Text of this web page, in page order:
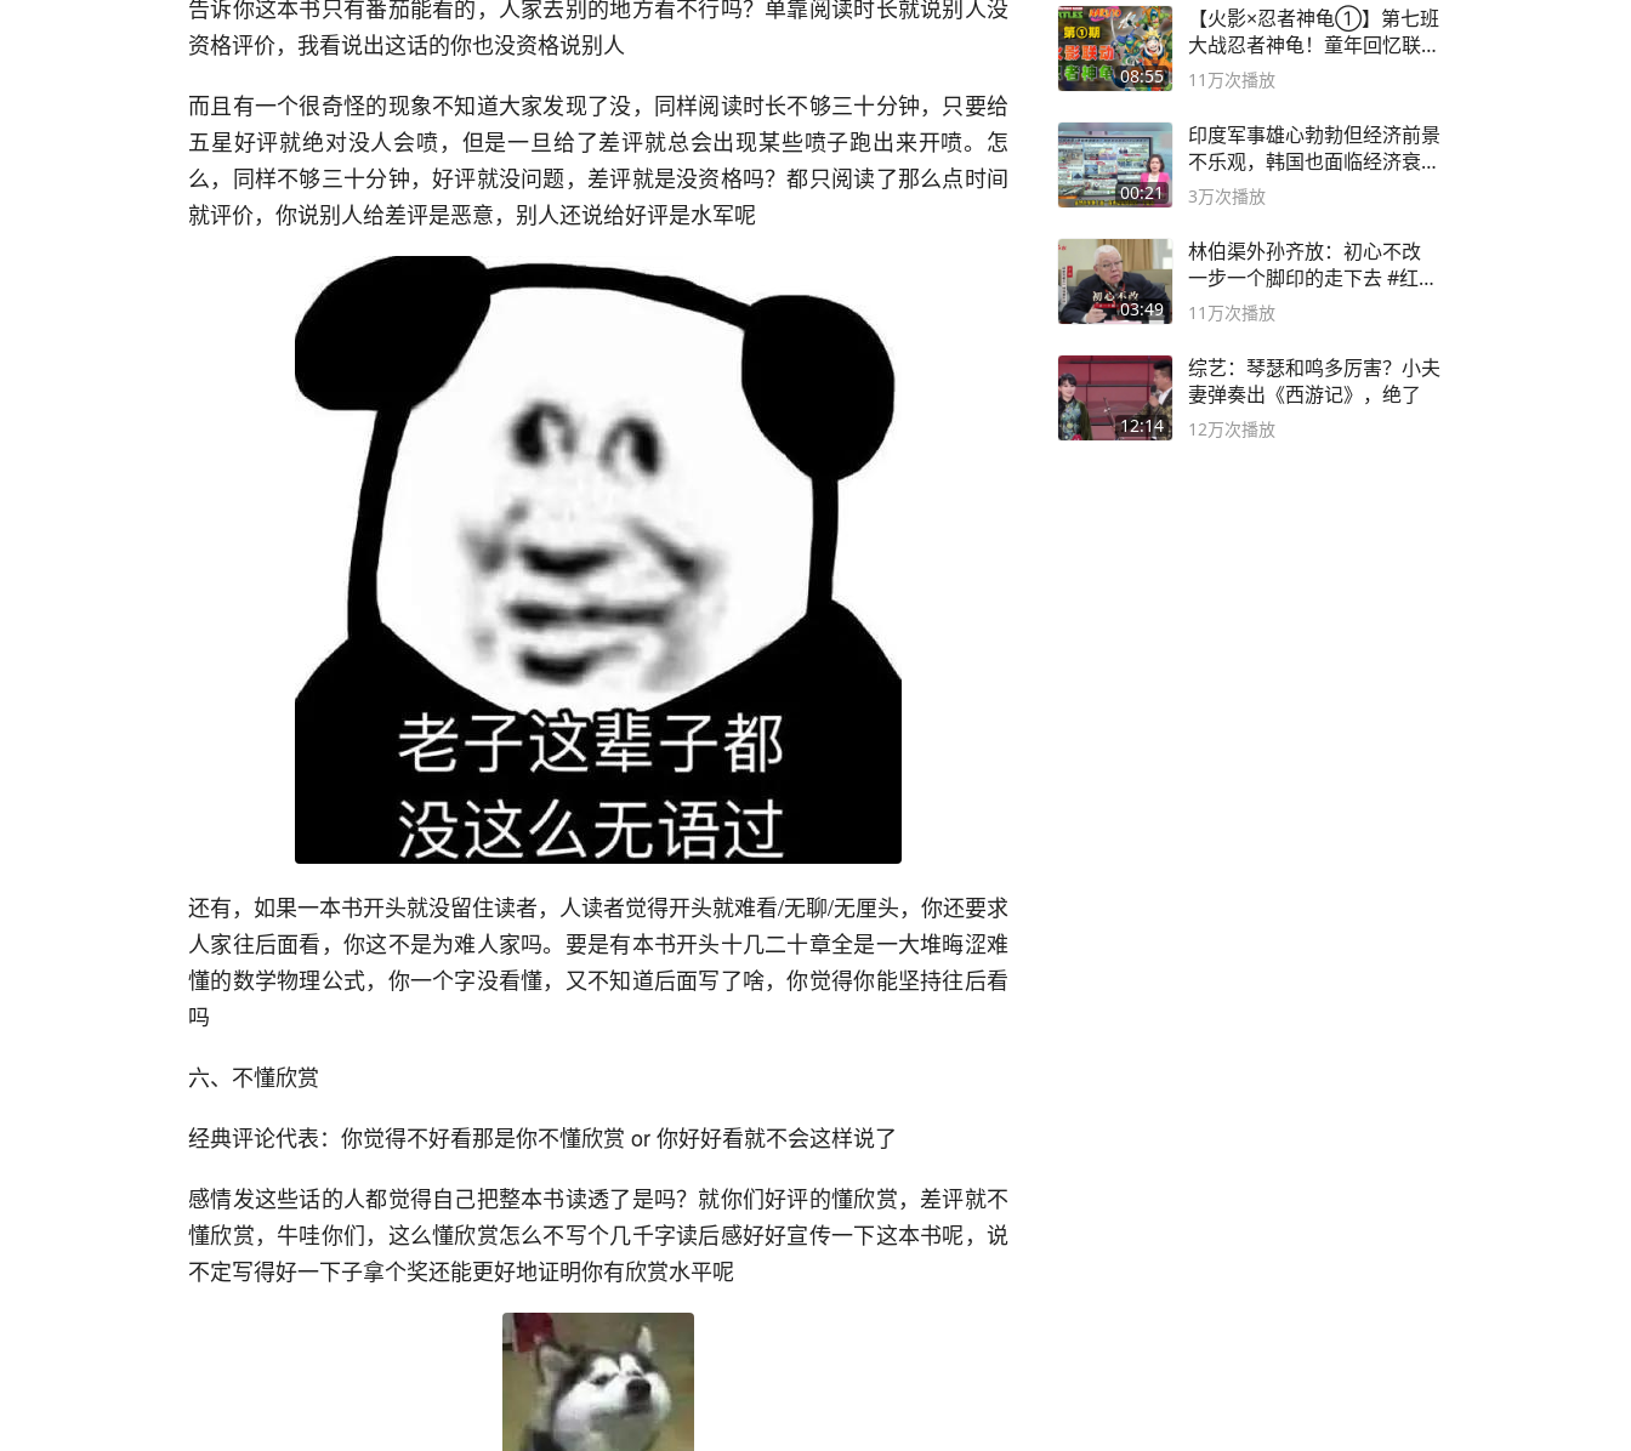
告诉你这本书只有番茄能看的，人家去别的地方看不行吗？单靠阅读时长就说别人没
资格评价，我看说出这话的你也没资格说别人
而且有一个很奇怪的现象不知道大家发现了没，同样阅读时长不够三十分钟，只要给
五星好评就绝对没人会喷，但是一旦给了差评就总会出现某些喷子跑出来开喷。怎
么，同样不够三十分钟，好评就没问题，差评就是没资格吗？都只阅读了那么点时间
就评价，你说别人给差评是恶意，别人还说给好评是水军呢
还有，如果一本书开头就没留住读者，人读者觉得开头就难看/无聊/无厘头，你还要求
人家往后面看，你这不是为难人家吗。要是有本书开头十几二十章全是一大堆晦涩难
懂的数学物理公式，你一个字没看懂，又不知道后面写了啥，你觉得你能坚持往后看
吗
六、不懂欣赏
经典评论代表：你觉得不好看那是你不懂欣赏 or 你好好看就不会这样说了
感情发这些话的人都觉得自己把整本书读透了是吗？就你们好评的懂欣赏，差评就不
懂欣赏，牛哇你们，这么懂欣赏怎么不写个几千字读后感好好宣传一下这本书呢，说
不定写得好一下子拿个奖还能更好地证明你有欣赏水平呢
08:55
【火影×忍者神龟①】第七班
大战忍者神龟！童年回忆联动
论武？
11万次播放
00:21
印度军事雄心勃勃但经济前景
不乐观，韩国也面临经济衰退
风险
3万次播放
03:49
林伯渠外孙齐放：初心不改
一步一个脚印的走下去 #红船
论坛
11万次播放
12:14
综艺：琴瑟和鸣多厉害？小夫
妻弹奏出《西游记》，绝了
12万次播放